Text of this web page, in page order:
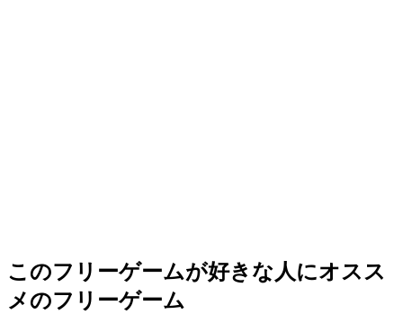
このフリーゲームが好きな人にオスス
メのフリーゲーム